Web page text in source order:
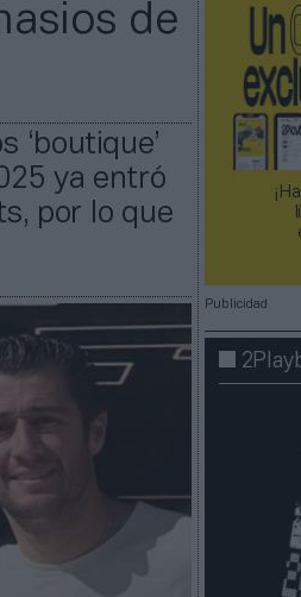
de
‘boutique’
ya entró
por lo que
Publicidad